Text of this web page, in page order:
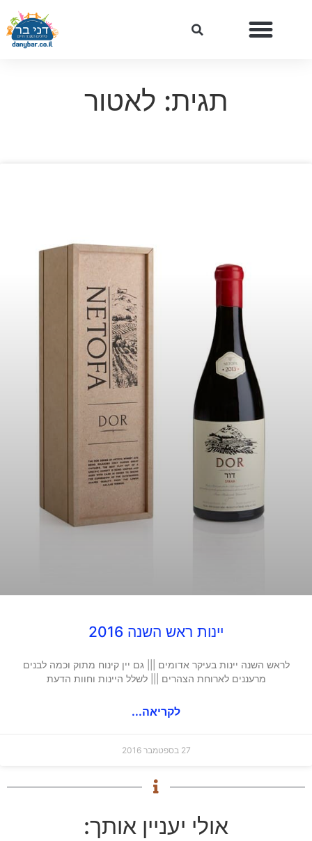
תגית: לאטור
יינות ראש השנה 2016
לראש השנה יינות בעיקר אדומים ||| גם יין קינוח מתוק וכמה לבנים
מרעננים לארוחת הצהרים ||| לשלל היינות וחוות הדעת
לקריאה...
27 בספטמבר 2016
אולי יעניין אותך: